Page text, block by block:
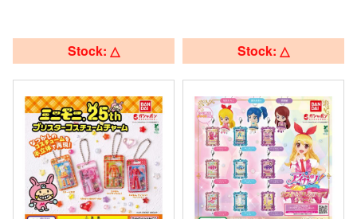
Stock: △ Stock: △